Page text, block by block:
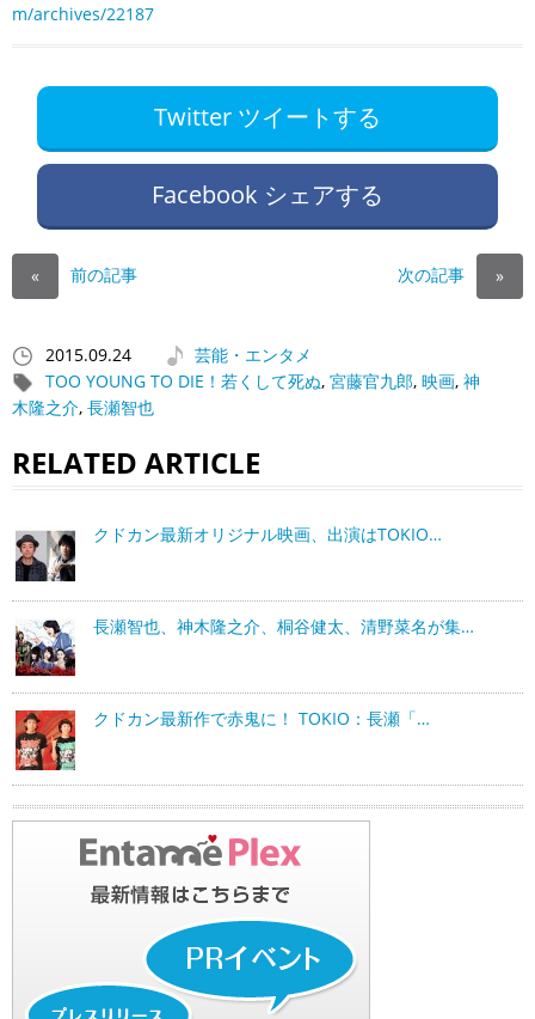
m/archives/22187
Twitter ツイートする
Facebook シェアする
« 前の記事 次の記事 »
2015.09.24
芸能・エンタメ
TOO YOUNG TO DIE！若くして死ぬ, 宮藤官九郎, 映画, 神
木隆之介, 長瀬智也
RELATED ARTICLE
クドカン最新オリジナル映画、出演はTOKIO…
長瀬智也、神木隆之介、桐谷健太、清野菜名が集…
クドカン最新作で赤鬼に！ TOKIO：長瀬「…